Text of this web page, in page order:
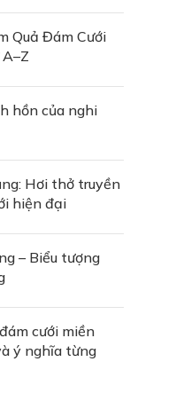
Quả Đám Cưới
hồn của nghi
Hơi thở truyền
hiện đại
– Biểu tượng
cưới miền
ý nghĩa từng